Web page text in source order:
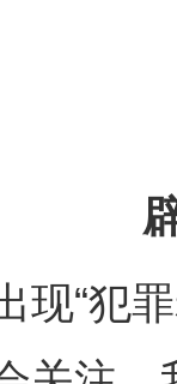
“犯罪